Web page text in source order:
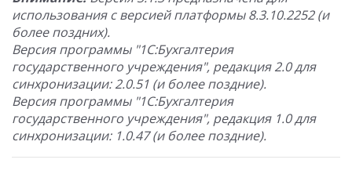
использования с версией платформы 8.3.10.2252 (и
более поздних).
Версия программы "1С:Бухгалтерия
государственного учреждения", редакция 2.0 для
синхронизации: 2.0.51 (и более поздние).
Версия программы "1С:Бухгалтерия
государственного учреждения", редакция 1.0 для
синхронизации: 1.0.47 (и более поздние).